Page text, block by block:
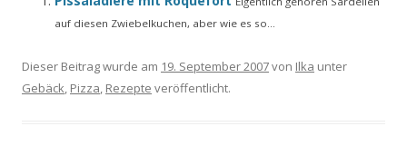
auf diesen Zwiebelkuchen, aber wie es so...
Dieser Beitrag wurde am 19. September 2007von Ilka unter
Gebäck, Pizza, Rezepte veröffentlicht.